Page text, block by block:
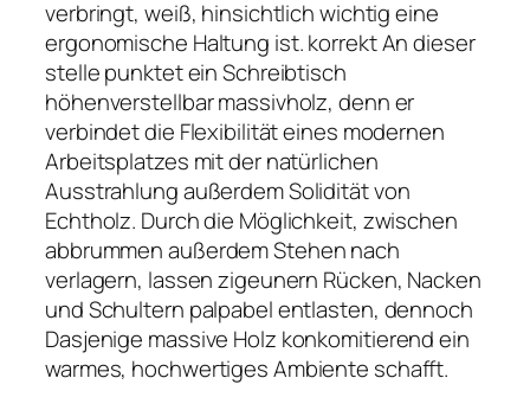
verbringt, weiß, hinsichtlich wichtig eine
ergonomische Haltung ist. korrekt An dieser
stelle punktet ein Schreibtisch
höhenverstellbar massivholz, denn er
verbindet die Flexibilität eines modernen
Arbeitsplatzes mit der natürlichen
Ausstrahlung außerdem Solidität von
Echtholz. Durch die Möglichkeit, zwischen
abbrummen außerdem Stehen nach
verlagern, lassen zigeunern Rücken, Nacken
und Schultern palpabel entlasten, dennoch
Dasjenige massive Holz konkomitierend ein
warmes, hochwertiges Ambiente schafft.